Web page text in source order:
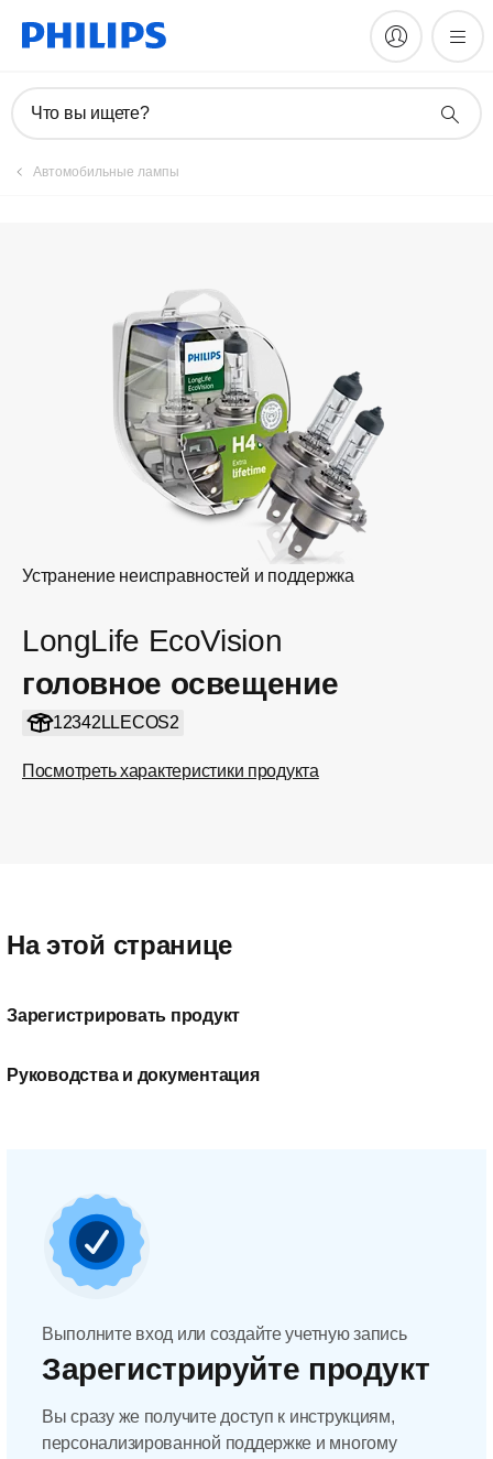
Что вы ищете?
Автомобильные лампы
Устранение неисправностей и поддержка
LongLife EcoVision
головное освещение
12342LLECOS2
Посмотреть характеристики продукта
На этой странице
Зарегистрировать продукт
Руководства и документация
Выполните вход или создайте учетную запись
Зарегистрируйте продукт
Вы сразу же получите доступ к инструкциям,
персонализированной поддержке и многому